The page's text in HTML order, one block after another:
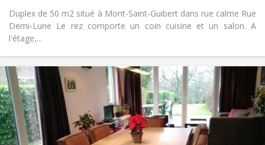
Duplex de 50 m2 situé à Mont-Saint-Guibert dans rue calme Rue
Demi-Lune Le rez comporte un coin cuisine et un salon. A
l'étage,...
Infos Pratiques
Loyer:
750 €
Charges:
50 €
Durée:
3-4 mois, vacances d'été
Domiciliation:
Non